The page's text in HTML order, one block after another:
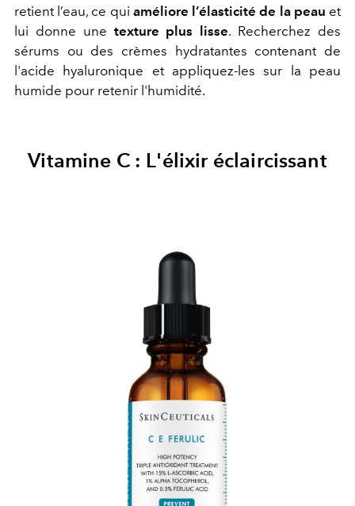
retient l’eau, ce qui améliore l’élasticité de la peau et
lui donne une texture plus lisse. Recherchez des
sérums ou des crèmes hydratantes contenant de
l'acide hyaluronique et appliquez-les sur la peau
humide pour retenir l'humidité.
Vitamine C : L'élixir éclaircissant